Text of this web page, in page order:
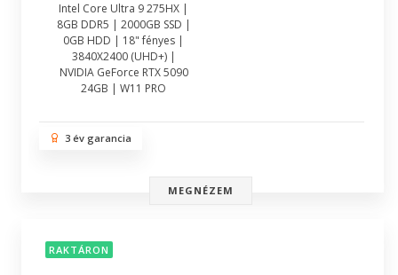
Intel Core Ultra 9 275HX |
8GB DDR5 | 2000GB SSD |
0GB HDD | 18" fényes |
3840X2400 (UHD+) |
NVIDIA GeForce RTX 5090
24GB | W11 PRO
3 év garancia
MEGNÉZEM
RAKTÁRON